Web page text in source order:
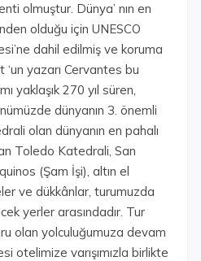
olmuştur. Dünya’ nın en
olduğu için UNESCO
dahil edilmiş ve koruma
‘un yazarı Cervantes bu
yaklaşık 270 yıl süren,
dünyanın 3. önemli
olan dünyanın en pahalı
Toledo Katedrali, San
(Şam İşi), altın el
ve dükkânlar, turumuzda
yerler arasındadır. Tur
olan yolculuğumuza devam
otelimize varışımızla birlikte